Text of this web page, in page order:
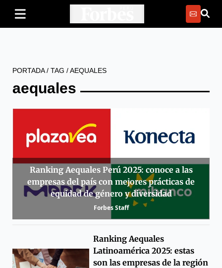
PORTADA/ TAG /AEQUALES
aequales
Ranking Aequales Perú 2025: conoce a las
empresas del país con mejores prácticas de
equidad de género y diversidad
Forbes Staff
Ranking Aequales
Latinoamérica 2025: estas
son las empresas de la región